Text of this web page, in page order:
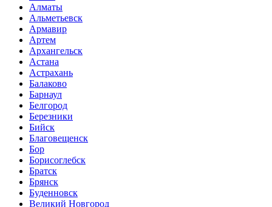
Алматы
Альметьевск
Армавир
Артем
Архангельск
Астана
Астрахань
Балаково
Барнаул
Белгород
Березники
Бийск
Благовещенск
Бор
Борисоглебск
Братск
Брянск
Буденновск
Великий Новгород